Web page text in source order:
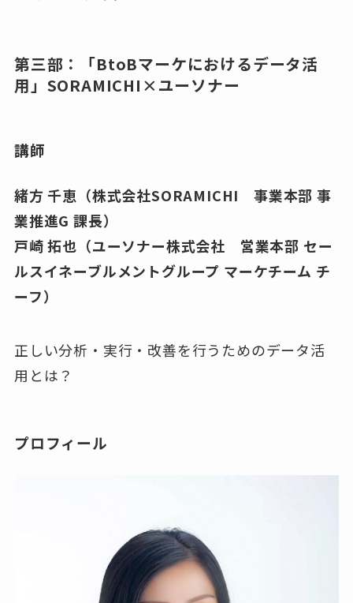
第三部：「BtoBマーケにおけるデータ活
用」SORAMICHI×ユーソナー
講師
緒方 千恵（株式会社SORAMICHI 事業本部 事
業推進G 課長）
戸崎 拓也（ユーソナー株式会社 営業本部 セー
ルスイネーブルメントグループ マーケチーム チ
ーフ）
正しい分析・実行・改善を行うためのデータ活
用とは？
プロフィール